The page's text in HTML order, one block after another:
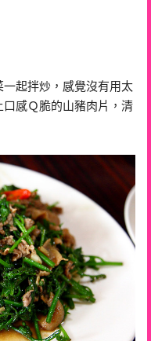
一起拌炒，感覺沒有用太
感Ｑ脆的山豬肉片，清